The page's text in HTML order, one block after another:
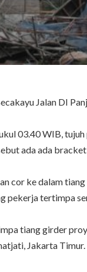
Jalan DI
03.40 WIB, tujuh
ada ada
cor ke dalam
pekerja tertimpa
tiang girder
Jakarta Timur.